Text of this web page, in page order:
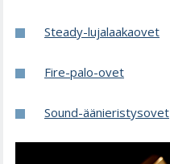
Steady-lujalaakaovet
Fire-palo-ovet
Sound-äänieristysovet